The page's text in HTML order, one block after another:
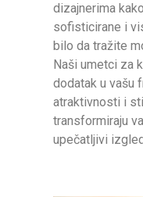
dizajnerima
sofisticirane i
bilo da tražite
Naši umetci za
dodatak u vašu
atraktivnosti i
transformiraju
upečatljivi